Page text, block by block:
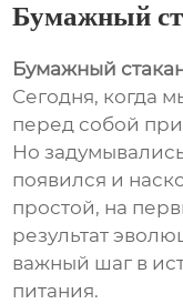
Бумажный
Бумажный
Сегодня, когда
перед собой
Но
появился и
простой, на
результат
важный шаг в
питания.